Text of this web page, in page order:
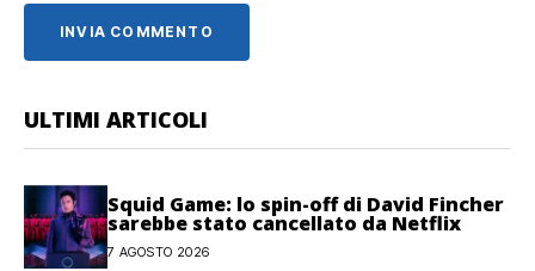
ULTIMI ARTICOLI
Squid Game: lo spin-off di David Fincher
sarebbe stato cancellato da Netflix
7 AGOSTO 2026